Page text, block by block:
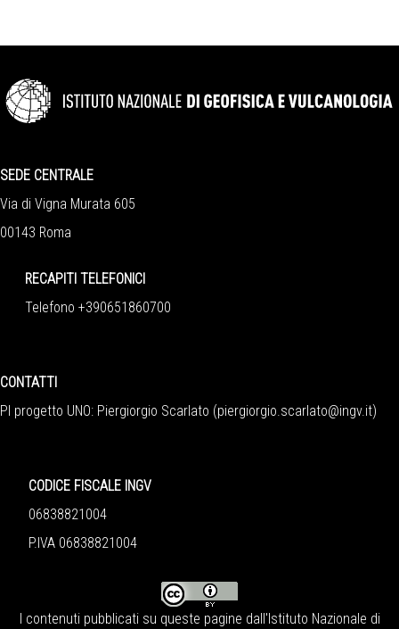
SEDE CENTRALE
Via di Vigna Murata 605
00143 Roma
RECAPITI TELEFONICI
Telefono +390651860700
CONTATTI
PI progetto UNO: Piergiorgio Scarlato (piergiorgio.scarlato@ingv.it)
CODICE FISCALE INGV
06838821004
P.IVA 06838821004
I contenuti pubblicati su queste pagine dall' Istituto Nazionale di